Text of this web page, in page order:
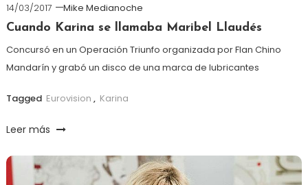
14/03/2017
Mike Medianoche
Cuando Karina se llamaba Maribel Llaudés
Concursó en un Operación Triunfo organizada por Flan Chino
Mandarín y grabó un disco de una marca de lubricantes
Tagged Eurovision , Karina
Leer más